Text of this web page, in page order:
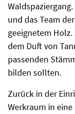
und das Team
geeignetem
dem Duft von
passenden
bilden sollten.
Zurück in der
Werkraum in eine